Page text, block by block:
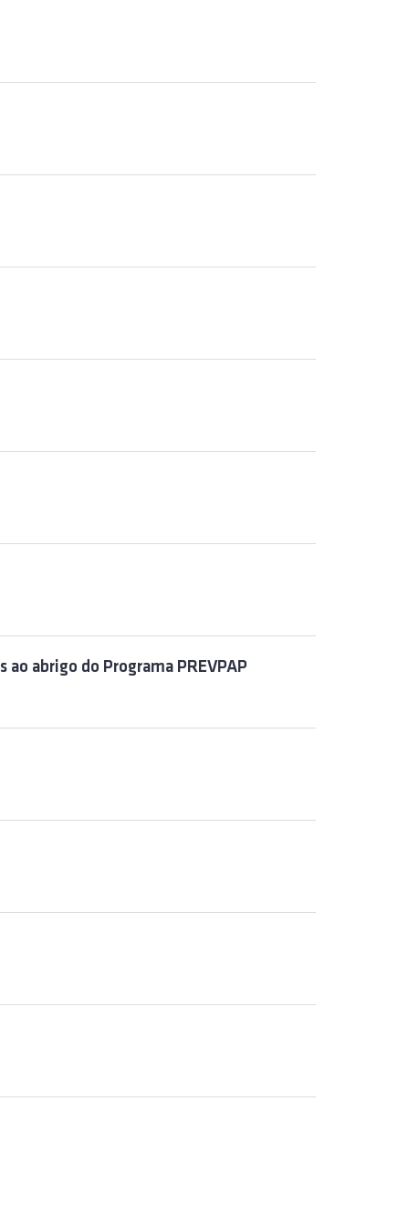
abrigo do Programa PREVPAP